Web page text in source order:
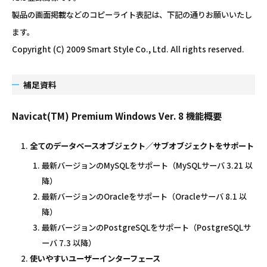
製品の画面掲載などのコピーライト表記は、下記の通りお願いいたし
ます。
Copyright (C) 2009 Smart Style Co., Ltd. All rights reserved.
補足資料
Navicat(TM) Premium Windows Ver. 8 機能概要
全てのデータベースオブジェクト／サブオブジェクトをサポート
最新バージョンのMySQLをサポート（MySQLサーバ 3.21 以
降）
最新バージョンのOracleをサポート（Oracleサーバ 8.1 以
降）
最新バージョンのPostgreSQLをサポート（PostgreSQLサ
ーバ 7.3 以降）
使いやすいユーザーインターフェース